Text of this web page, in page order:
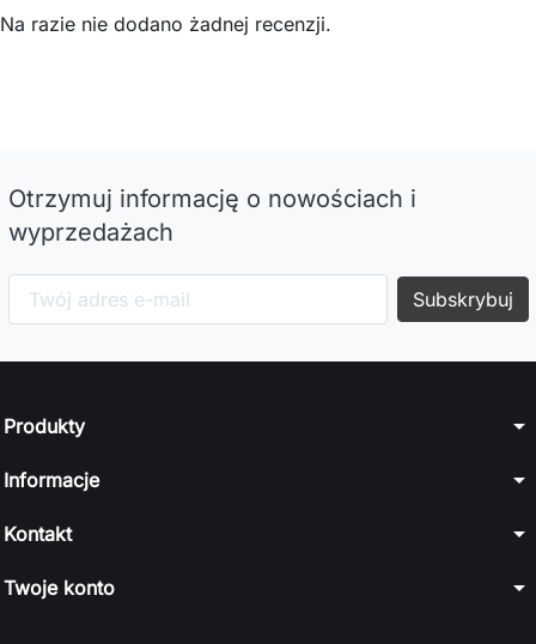
Na razie nie dodano żadnej recenzji.
Otrzymuj informację o nowościach i
wyprzedażach
Produkty arrow_drop_down
Informacje arrow_drop_down
Kontakt arrow_drop_down
Twoje konto arrow_drop_down